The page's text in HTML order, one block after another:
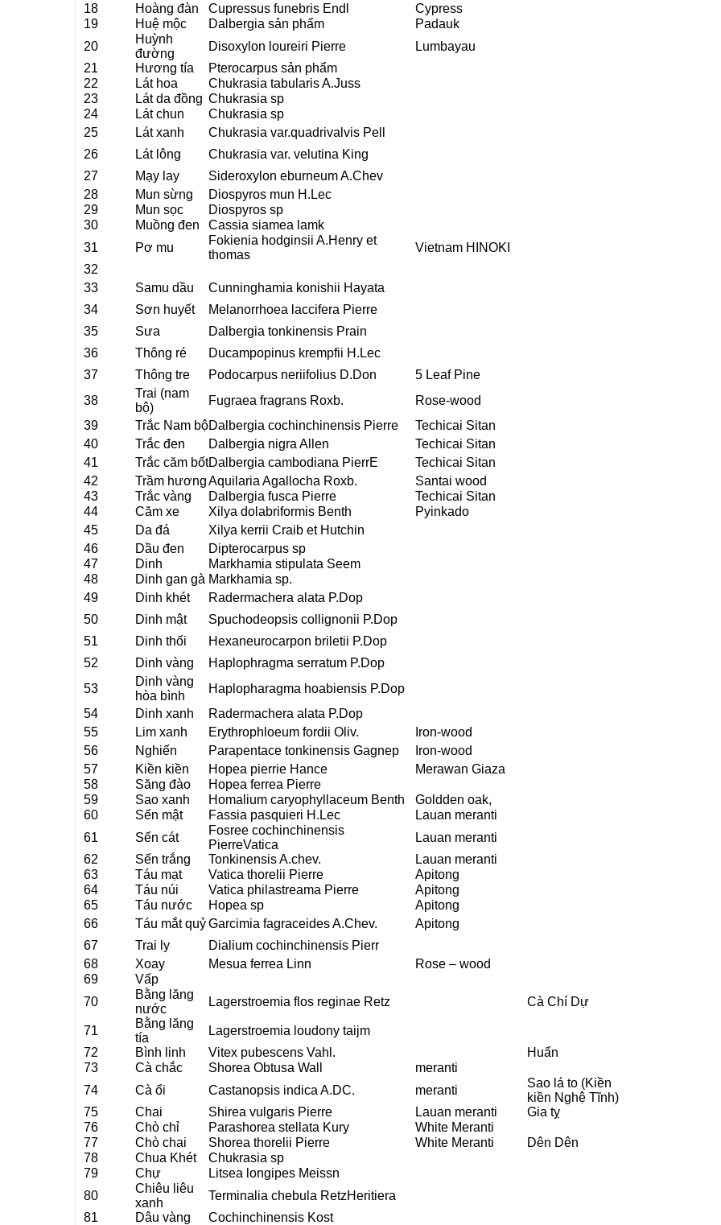
18
Hoàng đàn Cupressus funebris Endl
Cypress
19
Huệ mộc Dalbergia sản phẩm
Padauk
20
Huỳnh
đường
Disoxylon loureiri Pierre
Lumbayau
21
Hương tía
Pterocarpus sản phẩm
22
Lát hoa
Chukrasia tabularis A.Juss
23
Lát da đồng Chukrasia sp
24
Lát chun
Chukrasia sp
25
Lát xanh
Chukrasia var.quadrivalvis Pell
26
Lát lông
Chukrasia var. velutina King
27
Mạy lay
Sideroxylon eburneum A.Chev
28
Mun sừng
Diospyros mun H.Lec
29
Mun sọc
Diospyros sp
30
Muồng đen
Cassia siamea lamk
31
Pơ mu
Fokienia hodginsii A.Henry et
thomas
Vietnam HINOKI
32
33
Samu dầu
Cunninghamia konishii Hayata
34
Sơn huyết
Melanorrhoea laccifera Pierre
35
Sưa
Dalbergia tonkinensis Prain
36
Thông ré
Ducampopinus krempfii H.Lec
37
Thông tre Podocarpus neriifolius D.Don
5 Leaf Pine
38
Trai (nam
bộ)
Fugraea fragrans Roxb.
Rose-wood
39
Trắc Nam bộDalbergia cochinchinensis Pierre
Techicai Sitan
40
Trắc đen Dalbergia nigra Allen
Techicai Sitan
41
Trắc căm bốtDalbergia cambodiana PierrE
Techicai Sitan
42
Trầm hươngAquilaria Agallocha Roxb.
Santai wood
43
Trắc vàng Dalbergia fusca Pierre
Techicai Sitan
44
Căm xe Xilya dolabriformis Benth
Pyinkado
45
Da đá
Xilya kerrii Craib et Hutchin
46
Dầu đen
Dipterocarpus sp
47
Dinh
Markhamia stipulata Seem
48
Dinh gan gà Markhamia sp.
49
Dinh khét
Radermachera alata P.Dop
50
Dinh mật
Spuchodeopsis collignonii P.Dop
51
Dinh thối
Hexaneurocarpon briletii P.Dop
52
Dinh vàng
Haplophragma serratum P.Dop
53
Dinh vàng
hòa bình
Haplopharagma hoabiensis P.Dop
54
Dinh xanh
Radermachera alata P.Dop
55
Lim xanh Erythrophloeum fordii Oliv.
Iron-wood
56
Nghiến Parapentace tonkinensis Gagnep
Iron-wood
57
Kiền kiền Hopea pierrie Hance
Merawan Giaza
58
Săng đào
Hopea ferrea Pierre
59
Sao xanh Homalium caryophyllaceum Benth
Goldden oak,
60
Sến mật Fassia pasquieri H.Lec
Lauan meranti
61
Sến cát
Fosree cochinchinensis
PierreVatica
Lauan meranti
62
Sến trắng Tonkinensis A.chev.
Lauan meranti
63
Táu mạt Vatica thorelii Pierre
Apitong
64
Táu núi Vatica philastreama Pierre
Apitong
65
Táu nước Hopea sp
Apitong
66
Táu mắt quỷ Garcimia fagraceides A.Chev.
Apitong
67
Trai ly
Dialium cochinchinensis Pierr
68
Xoay Mesua ferrea Linn
Rose – wood
69
Vấp
70
Bằng lăng
nước
Lagerstroemia flos reginae Retz Cà Chí Dự
71
Bằng lăng
tía
Lagerstroemia loudony taijm
72
Bình linh Vitex pubescens Vahl.
Huẩn
73
Cà chắc Shorea Obtusa Wall
meranti
74
Cà ổi Castanopsis indica A.DC. meranti
Sao lá to (Kiền
kiền Nghệ Tĩnh)
75
Chai Shirea vulgaris Pierre Lauan meranti
Gia tỵ
76
Chò chỉ Parashorea stellata Kury
White Meranti
77
Chò chai Shorea thorelii Pierre White Meranti
Dên Dên
78
Chua Khét
Chukrasia sp
79
Chự
Litsea longipes Meissn
80
Chiêu liêu
xanh
Terminalia chebula RetzHeritiera
81
Dâu vàng
Cochinchinensis Kost